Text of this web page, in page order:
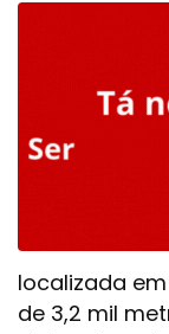
localizada
de 3,2 mil